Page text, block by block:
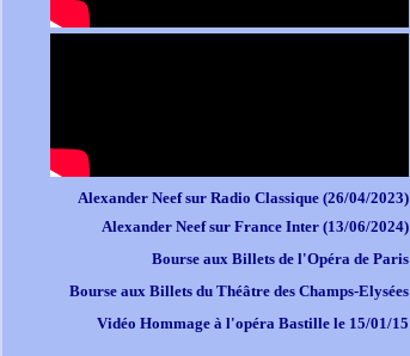
Alexander Neef sur Radio Classique (26/04/2023)
Alexander Neef sur France Inter (13/06/2024)
Bourse aux Billets de l'Opéra de Paris
Bourse aux Billets du Théâtre des Champs-Elysées
Vidéo Hommage à l'opéra Bastille le 15/01/15